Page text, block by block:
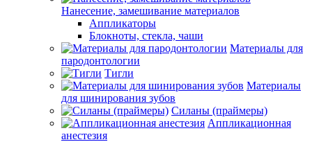
Нанесение, замешивание материалов
Аппликаторы
Блокноты, стекла, чаши
Материалы для
пародонтологии
Тигли
Материалы
для шинирования зубов
Силаны (праймеры)
Аппликационная
анестезия